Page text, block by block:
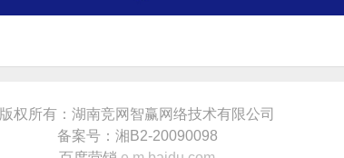
版权所有：湖南竞网智赢网络技术有限公司
备案号：湘B2-20090098